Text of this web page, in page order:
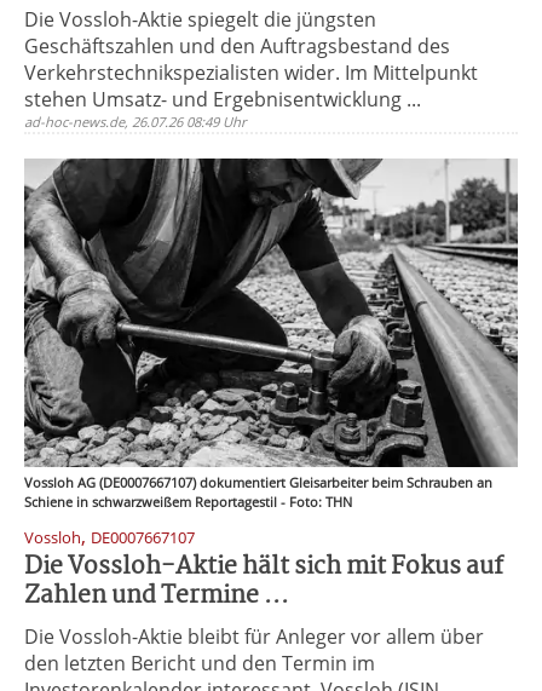
Die Vossloh-Aktie spiegelt die jüngsten
Geschäftszahlen und den Auftragsbestand des
Verkehrstechnikspezialisten wider. Im Mittelpunkt
stehen Umsatz- und Ergebnisentwicklung ...
ad-hoc-news.de, 26.07.26 08:49 Uhr
Vossloh AG (DE0007667107) dokumentiert Gleisarbeiter beim Schrauben an
Schiene in schwarzweißem Reportagestil - Foto: THN
Vossloh, DE0007667107
Die Vossloh-Aktie hält sich mit Fokus auf
Zahlen und Termine ...
Die Vossloh-Aktie bleibt für Anleger vor allem über
den letzten Bericht und den Termin im